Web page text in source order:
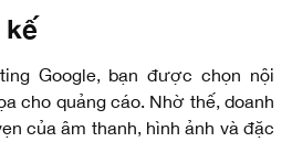
kế
Google, bạn được chọn nội
cho quảng cáo. Nhờ thế, doanh
của âm thanh, hình ảnh và đặc